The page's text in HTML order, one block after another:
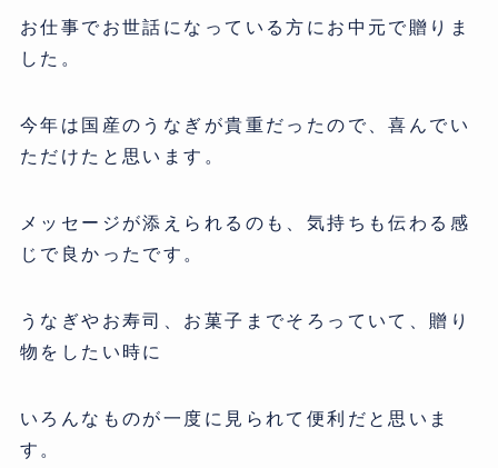
お仕事でお世話になっている方にお中元で贈りま
した。
今年は国産のうなぎが貴重だったので、喜んでい
ただけたと思います。
メッセージが添えられるのも、 気持ちも伝わる感
じで良かったです。
うなぎやお寿司、お菓子までそろっていて、 贈り
物をしたい時に
いろんなものが一度に見られて便利だと思いま
す。